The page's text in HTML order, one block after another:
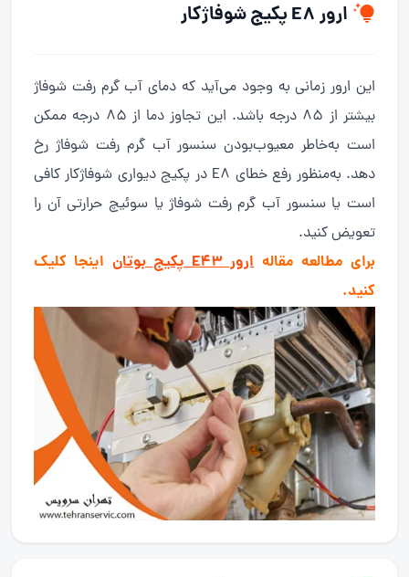
ارور E8 پکیج شوفاژکار
این ارور زمانی به وجود می‌آید که دمای آب گرم رفت شوفاژ
بیشتر از 85 درجه باشد. این تجاوز دما از 85 درجه ممکن
است به‌خاطر معیوب‌بودن سنسور آب گرم رفت شوفاژ رخ
دهد. به‌منظور رفع خطای E8 در پکیج دیواری شوفاژکار کافی
است یا سنسور آب گرم رفت شوفاژ یا سوئیچ حرارتی آن را
تعویض کنید.
برای مطالعه مقالهارور E43 پکیج بوتان
اینجا کلیک
کنید.